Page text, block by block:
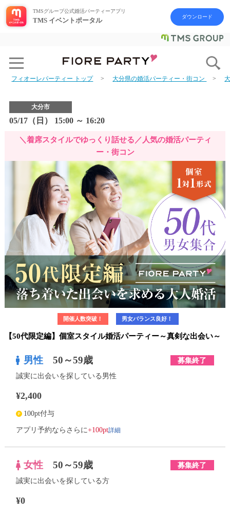
TMSグループ公式婚活パーティーアプリ
TMS イベントポータル ダウンロード
フィオーレパーティー トップ 大分県の婚活パーティー・街コン
大分市
05/17（日） 15:00 ～ 16:20
＼着席スタイルでゆっくり話せる／人気の婚活パーティ
ー・街コン
開催人数突破！ 男女バランス良好！
【50代限定編】個室スタイル婚活パーティー～真剣な出会い～
男性 50～59歳 募集終了
誠実に出会いを探している男性
¥2,400
100pt付与
アプリ予約ならさらに+100pt詳細
女性 50～59歳 募集終了
誠実に出会いを探している方
¥0